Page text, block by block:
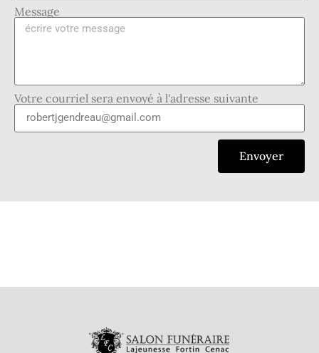
Message
Votre courriel sera envoyé à l'adresse suivante
Envoyer